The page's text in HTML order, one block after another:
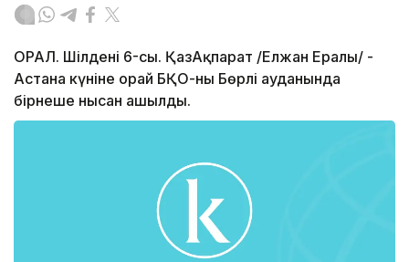
ОРАЛ. Шілденің 6-сы. ҚазАқпарат /Елжан Ералы/ -
Астана күніне орай БҚО-ның Бөрлі ауданында
бірнеше нысан ашылды.